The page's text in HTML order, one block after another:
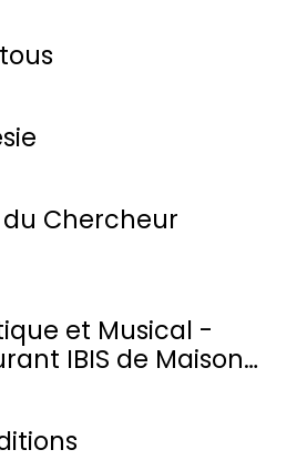
Chercheur
et Musical -
IBIS de Maisons-